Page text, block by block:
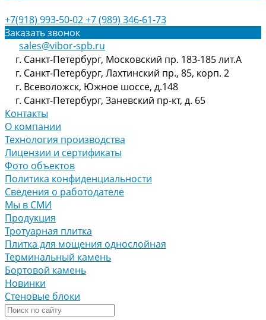
+7(918) 993-50-02+7 (989) 346-61-73
Заказать звонок
sales@vibor-spb.ru
г. Санкт-Петербург, Московский пр. 183-185 лит.А
г. Санкт-Петербург, Лахтинский пр., 85, корп. 2
г. Всеволожск, Южное шоссе, д.148
г. Санкт-Петербург, Заневский пр-кт, д. 65
Контакты
О компании
Технология производства
Лицензии и сертификаты
Фото объектов
Политика конфиденциальности
Сведения о работодателе
Мы в СМИ
Продукция
Тротуарная плитка
Плитка для мощения однослойная
Терминальный камень
Бортовой камень
Новинки
Стеновые блоки